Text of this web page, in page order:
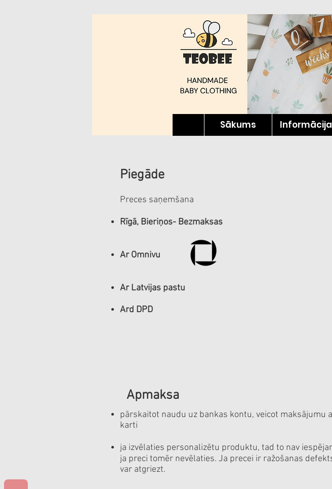
Sākums Informācija
Piegāde
Preces saņemšana
Rīgā, Bieriņos- Bezmaksas
Ar Omnivu
Ar Latvijas pastu
Ard DPD
Apmaksa
pārskaitot naudu uz bankas kontu, veicot maksājumu
karti
ja izvēlaties personalizētu produktu, tad to nav
ja preci tomēr nevēlaties. Ja precei ir ražošanas
var atgriezt.